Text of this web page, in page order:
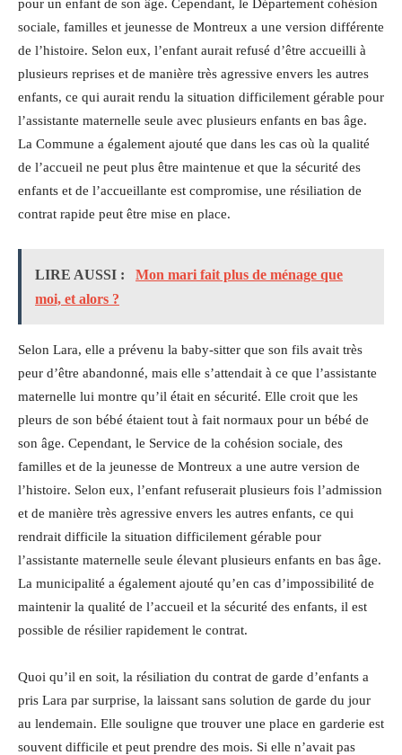
pour un enfant de son âge. Cependant, le Département cohésion
sociale, familles et jeunesse de Montreux a une version différente
de l’histoire. Selon eux, l’enfant aurait refusé d’être accueilli à
plusieurs reprises et de manière très agressive envers les autres
enfants, ce qui aurait rendu la situation difficilement gérable pour
l’assistante maternelle seule avec plusieurs enfants en bas âge.
La Commune a également ajouté que dans les cas où la qualité
de l’accueil ne peut plus être maintenue et que la sécurité des
enfants et de l’accueillante est compromise, une résiliation de
contrat rapide peut être mise en place.
LIRE AUSSI :
Mon mari fait plus de ménage que
moi, et alors ?
Selon Lara, elle a prévenu la baby-sitter que son fils avait très
peur d’être abandonné, mais elle s’attendait à ce que l’assistante
maternelle lui montre qu’il était en sécurité. Elle croit que les
pleurs de son bébé étaient tout à fait normaux pour un bébé de
son âge. Cependant, le Service de la cohésion sociale, des
familles et de la jeunesse de Montreux a une autre version de
l’histoire. Selon eux, l’enfant refuserait plusieurs fois l’admission
et de manière très agressive envers les autres enfants, ce qui
rendrait difficile la situation difficilement gérable pour
l’assistante maternelle seule élevant plusieurs enfants en bas âge.
La municipalité a également ajouté qu’en cas d’impossibilité de
maintenir la qualité de l’accueil et la sécurité des enfants, il est
possible de résilier rapidement le contrat.
Quoi qu’il en soit, la résiliation du contrat de garde d’enfants a
pris Lara par surprise, la laissant sans solution de garde du jour
au lendemain. Elle souligne que trouver une place en garderie est
souvent difficile et peut prendre des mois. Si elle n’avait pas